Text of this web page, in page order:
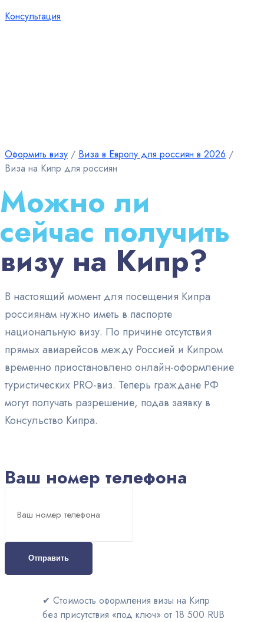
Консультация
Оформить визу ∕ Виза в Европу для россиян в 2026 ∕
Виза на Кипр для россиян
Можно ли
сейчас получить
визу на Кипр?
В настоящий момент для посещения Кипра
россиянам нужно иметь в паспорте
национальную визу. По причине отсутствия
прямых авиарейсов между Россией и Кипром
временно приостановлено онлайн-оформление
туристических PRO-виз. Теперь граждане РФ
могут получать разрешение, подав заявку в
Консульство Кипра.
Ваш номер телефона
Отправить
✔ Стоимость оформления визы на Кипр
без присутствия «под ключ» от 18 500 RUB